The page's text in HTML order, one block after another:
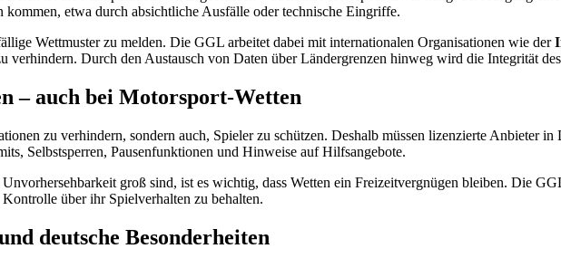
kommen, etwa durch absichtliche Ausfälle oder technische Eingriffe.
Wettmuster zu melden. Die GGL arbeitet dabei mit internationalen Organisationen wie der
verhindern. Durch den Austausch von Daten über Ländergrenzen hinweg wird die Integrität
– auch bei Motorsport-Wetten
zu verhindern, sondern auch, Spieler zu schützen. Deshalb müssen lizenzierte Anbieter
Selbstsperren, Pausenfunktionen und Hinweise auf Hilfsangebote.
groß sind, ist es wichtig, dass Wetten ein Freizeitvergnügen bleiben. Die
über ihr Spielverhalten zu behalten.
deutsche Besonderheiten